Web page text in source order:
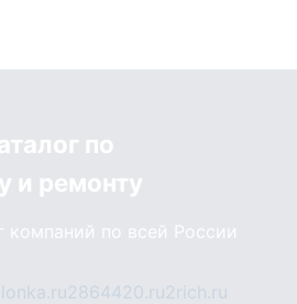
по
и ремонту
компаний по всей России
2864420.ru2rich.ru